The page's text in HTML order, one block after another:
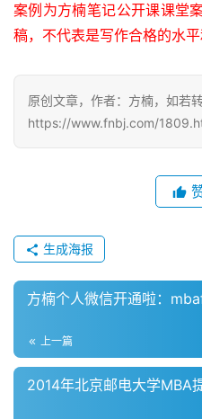
申
请
课
M
询
问
答
案例为方楠笔记公开课课堂
稿，不代表是写作合格的水平
原创文章，作者：方楠，如若
https://www.fnbj.com/
生成海报
方楠个人微信开通啦：
上一篇
2014年北京邮电大学MBA